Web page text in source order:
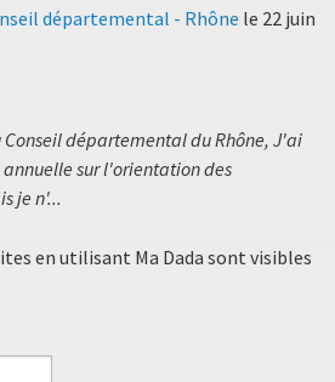
départemental - Rhône le 22 juin
Conseil départemental du Rhône, J'ai
sur l'orientation des
je n'...
en utilisant Ma Dada sont visibles